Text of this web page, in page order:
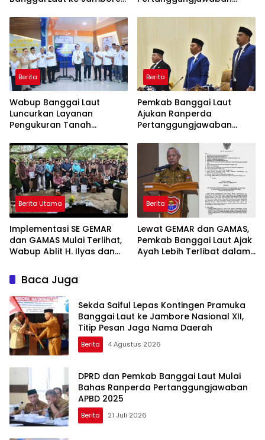
Jaga Nama Daerah
Berita
Wabup Banggai Laut
Luncurkan Layanan
Pengukuran Tanah
Akses dan Tingkatkan
Kepastian Hukum
Berita
Pemkab Banggai Laut
Ajukan Ranperda
Pertanggungjawaban
Pendapatan Tembus 97,02
Berita Utama
Implementasi SE GEMAR
dan GAMAS Mulai Terlihat,
Wabup Ablit H. Ilyas dan
Kompak Ambil Rapor Anak
Berita
Lewat GEMAR dan GAMAS,
Pemkab Banggai Laut Ajak
Ayah Lebih Terlibat dalam
Baca Juga
Sekda Saiful Lepas Kontingen Pramuka
Banggai Laut ke Jambore Nasional XII,
Titip Pesan Jaga Nama Daerah
Berita 4 Agustus 2026
DPRD dan Pemkab Banggai Laut Mulai
Bahas Ranperda Pertanggungjawaban
APBD 2025
Berita 21 Juli 2026